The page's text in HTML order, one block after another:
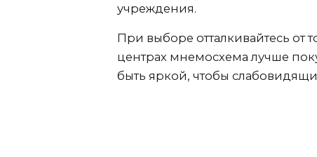
учреждения.
При выборе отталкивайтесь от
центрах мнемосхема лучше
быть яркой, чтобы